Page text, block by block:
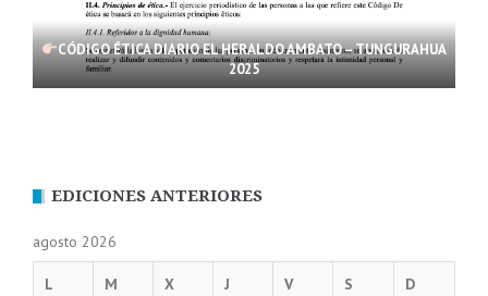
CÓDIGO ÉTICA DIARIO EL HERALDO AMBATO – TUNGURAHUA
2025
EDICIONES ANTERIORES
agosto 2026
L M X J V S D